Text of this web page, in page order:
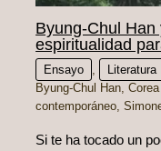
Byung‑Chul
espiritualidad
Ensayo , Literatura
Byung‑Chul Han,
contemporáneo,
Si te ha tocado un